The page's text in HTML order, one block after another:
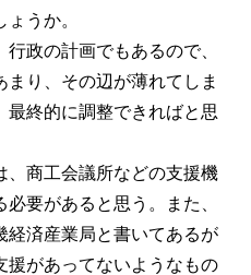
うか。
政の計画でもあるので、
り、その辺が薄れてしま
最終的に調整できればと思
、商工会議所などの支援機
要があると思う。また、
経済産業局と書いてあるが
援があってないようなもの